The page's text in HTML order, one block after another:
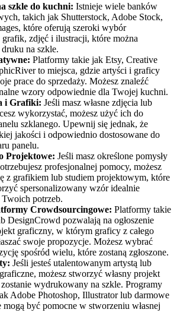
szkle do kuchni: Istnieje wiele banków
takich jak Shutterstock, Adobe Stock,
które oferują szeroki wybór
zdjęć i ilustracji, które można
na szkle.
Platformy takie jak Etsy, Creative
to miejsca, gdzie artyści i graficy
prace do sprzedaży. Możesz znaleźć
wzory odpowiednie dla Twojej kuchni.
i Grafiki: Jeśli masz własne zdjęcia lub
wykorzystać, możesz użyć ich do
szklanego. Upewnij się jednak, że
jakości i odpowiednio dostosowane do
panelu.
Projektowe: Jeśli masz określone pomysły
profesjonalnej pomocy, możesz
z grafikiem lub studiem projektowym, które
spersonalizowany wzór idealnie
potrzeb.
Crowdsourcingowe: Platformy takie
DesignCrowd pozwalają na ogłoszenie
graficzny, w którym graficy z całego
swoje propozycje. Możesz wybrać
spośród wielu, które zostaną zgłoszone.
Jeśli jesteś utalentowanym artystą lub
możesz stworzyć własny projekt
wydrukowany na szkle. Programy
Adobe Photoshop, Illustrator lub darmowe
mogą być pomocne w stworzeniu własnej